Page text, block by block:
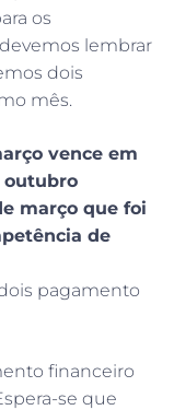
os
lembrar
dois
mês.
vence em
outubro
março que foi
de
pagamento
financeiro
se que